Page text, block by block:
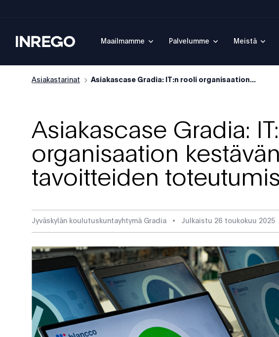
Inrego Maailmamme Palvelumme Meistä
Asiakastarinat Asiakascase Gradia: IT:n rooli organisaation...
Asiakascase Gradia:
organisaation
tavoitteiden
Jyväskylän koulutuskuntayhtymä Gradia • Julkaistu 26 toukokuu 2025